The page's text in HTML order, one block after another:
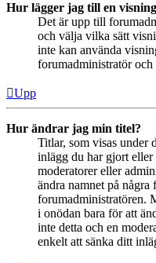
Hur lägger jag till en
Det är upp till
och välja vilka sätt
inte kan använda
forumadministratör och
Upp
Hur ändrar jag min titel?
Titlar, som visas under
inlägg du har gjort eller
moderatorer eller
ändra namnet på
forumadministratören.
i onödan bara för att
inte detta och en
enkelt att sänka ditt